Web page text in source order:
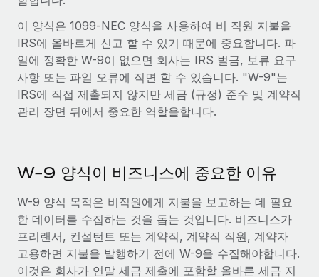
인프라
Remote 통합
HR을 워크플로에 매끄럽게 통합
플랫폼
MCP를 사용하여 모든 AI 도구를 Remote에 연결 가능
통합
핵심 비즈니스 도구로 프로세스를 간소화
서비스
성장하는 기업을 위한 민첩한 글로벌 HR 및 급여 솔루션
중견기업
맞춤형 HR 솔루션으로 팀 확장
엔터프라이즈
대기업을 위한 글로벌 HR
전략적 기술 파트너
플랫폼에 글로벌 HR을 유연하게 통합
파트너 되기
Remote와의 파트너십 기회 탐색
Remote Build
곧 제공 예정
리서치 및 가이드
사례 연구
HR 용어집
웨비나
이벤트
뉴스룸
급여 및 인재 인사이트
Deutsch
Español
Italiano
日本語
한국어
中文（简体）
이 양식은 1099-NEC 양식을 사용하여 비 직원 지불을
IRS에 올바르게 신고 할 수 있기 때문에 중요합니다. 파
일에 정확한 W-9이 없으면 회사는 IRS 벌금, 보류 요구
사항 또는 파일 오류에 직면 할 수 있습니다. "W-9"는
IRS에 직접 제출되지 않지만 세금 (규정) 준수 및 계약직
관리 장면 뒤에서 중요한 역할을합니다.
W-9 양식이 비즈니스에 중요한 이유
W-9 양식 목적은 비직원에게 지불을 보고하는 데 필요
한 데이터를 수집하는 것을 돕는 것입니다. 비즈니스가
프리랜서, 컨설턴트 또는 계약직, 계약직 직원, 계약자
고용하면 지불을 발행하기 전에 W-9을 수집해야합니다.
이것은 회사가 연말 세금 제출에 포함할 올바른 세금 지